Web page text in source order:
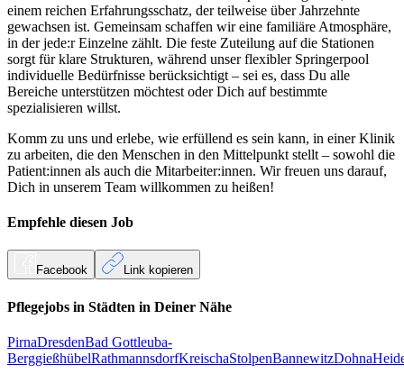
einem reichen Erfahrungsschatz, der teilweise über Jahrzehnte
gewachsen ist. Gemeinsam schaffen wir eine familiäre Atmosphäre,
in der jede:r Einzelne zählt. Die feste Zuteilung auf die Stationen
sorgt für klare Strukturen, während unser flexibler Springerpool
individuelle Bedürfnisse berücksichtigt – sei es, dass Du alle
Bereiche unterstützen möchtest oder Dich auf bestimmte
spezialisieren willst.
Komm zu uns und erlebe, wie erfüllend es sein kann, in einer Klinik
zu arbeiten, die den Menschen in den Mittelpunkt stellt – sowohl die
Patient:innen als auch die Mitarbeiter:innen. Wir freuen uns darauf,
Dich in unserem Team willkommen zu heißen!
Empfehle diesen Job
Facebook Link kopieren
Pflegejobs in Städten in Deiner Nähe
PirnaDresdenBad Gottleuba-
BerggießhübelRathmannsdorfKreischaStolpenBannewitzDohna